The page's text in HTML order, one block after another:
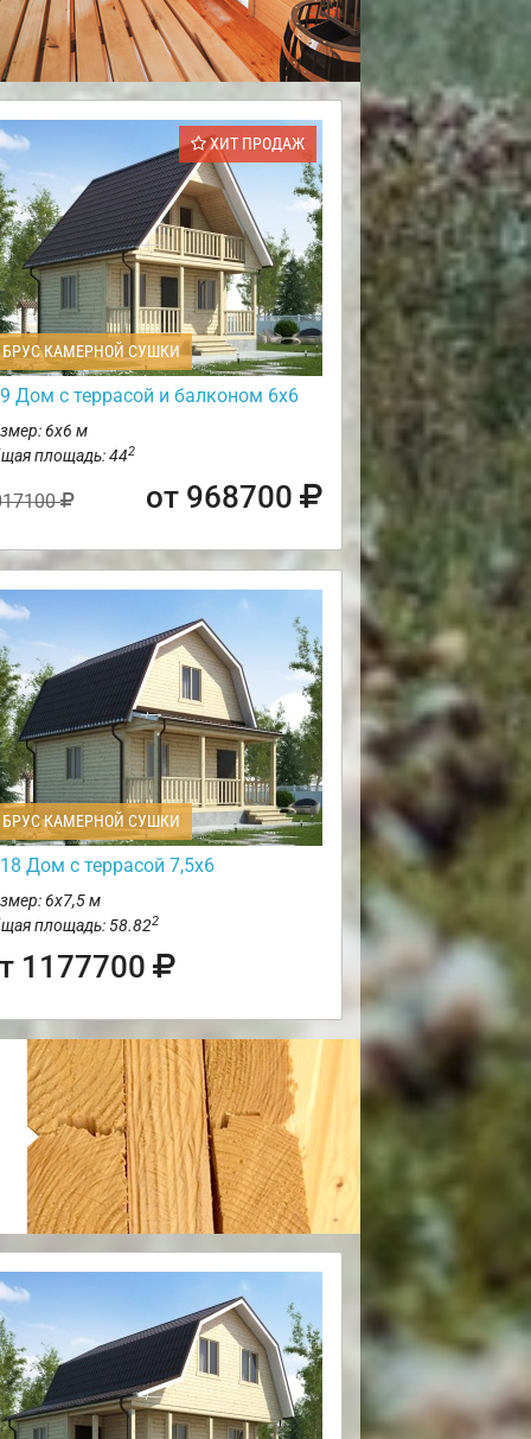
ХИТ ПРОДАЖ
КАМЕРНОЙ СУШКИ
Дом с террасой и балконом 6х6
6х6 м
площадь: 442
от 968700
КАМЕРНОЙ СУШКИ
Дом с террасой 7,5х6
6х7,5 м
площадь: 58.822
1177700